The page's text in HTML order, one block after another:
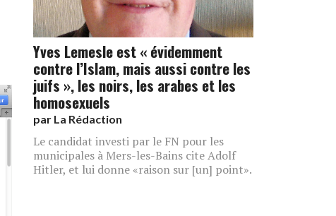
Yves Lemesle est « évidemment
contre l’Islam, mais aussi contre les
juifs », les noirs, les arabes et les
homosexuels
par La Rédaction
Le candidat investi par le FN pour les
municipales à Mers-les-Bains cite Adolf
Hitler, et lui donne «raison sur [un] point».